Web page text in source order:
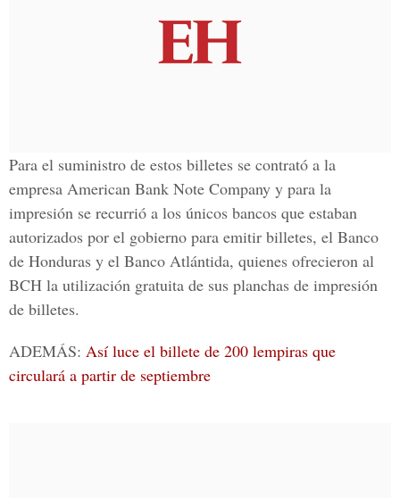
Para el suministro de estos billetes se contrató a la
empresa American Bank Note Company y para la
impresión se recurrió a los únicos bancos que estaban
autorizados por el gobierno para emitir billetes, el Banco
de Honduras y el Banco Atlántida, quienes ofrecieron al
BCH la utilización gratuita de sus planchas de impresión
de billetes.
ADEMÁS: Así luce el billete de 200 lempiras que
circulará a partir de septiembre